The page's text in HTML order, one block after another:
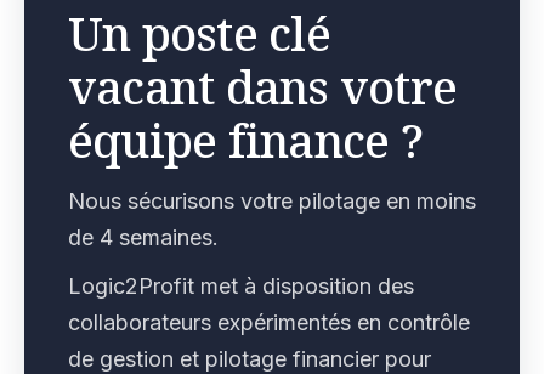
Un poste clé
vacant dans votre
équipe finance ?
Nous sécurisons votre pilotage en moins
de 4 semaines.
Logic2Profit met à disposition des
collaborateurs expérimentés en contrôle
de gestion et pilotage financier pour